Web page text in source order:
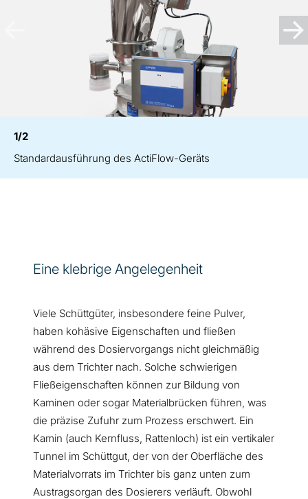
1/2
Standardausführung des ActiFlow-Geräts
Eine klebrige Angelegenheit
Viele Schüttgüter, insbesondere feine Pulver,
haben kohäsive Eigenschaften und fließen
während des Dosiervorgangs nicht gleichmäßig
aus dem Trichter nach. Solche schwierigen
Fließeigenschaften können zur Bildung von
Kaminen oder sogar Materialbrücken führen, was
die präzise Zufuhr zum Prozess erschwert. Ein
Kamin (auch Kernfluss, Rattenloch) ist ein vertikaler
Tunnel im Schüttgut, der von der Oberfläche des
Materialvorrats im Trichter bis ganz unten zum
Austragsorgan des Dosierers verläuft. Obwohl